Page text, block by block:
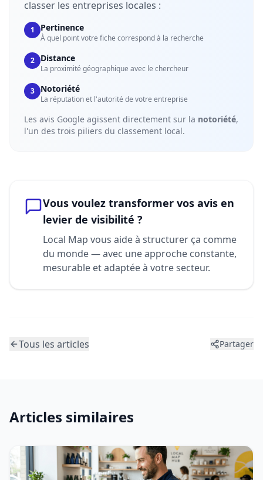
classer les entreprises locales :
1 Pertinence
À quel point votre fiche correspond à la recherche
2 Distance
La proximité géographique avec le chercheur
3 Notoriété
La réputation et l'autorité de votre entreprise
Les avis Google agissent directement sur la notoriété,
l'un des trois piliers du classement local.
Vous voulez transformer vos avis en
levier de visibilité ?
Local Map vous aide à structurer ça comme
du monde — avec une approche constante,
mesurable et adaptée à votre secteur.
Tous les articles Partager
Articles similaires